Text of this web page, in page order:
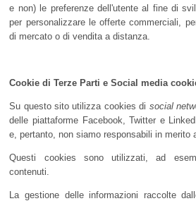
e non) le preferenze dell'utente al fine di
per personalizzare le offerte commerciali,
di mercato o di vendita a distanza.
Cookie di Terze Parti e Social media
Su questo sito utilizza cookies di social
delle piattaforme Facebook, Twitter e
e, pertanto, non siamo responsabili in merito
Questi cookies sono utilizzati, ad
contenuti.
La gestione delle informazioni raccolte